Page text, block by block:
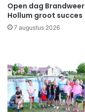
Open dag Brandweer
Hollum groot succes
7 augustus 2026